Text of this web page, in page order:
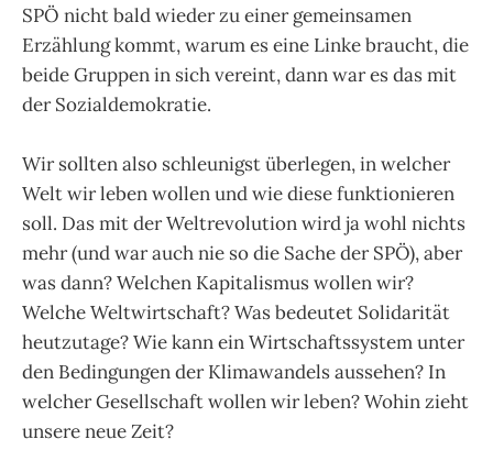
SPÖ nicht bald wieder zu einer gemeinsamen
Erzählung kommt, warum es eine Linke braucht, die
beide Gruppen in sich vereint, dann war es das mit
der Sozialdemokratie.
Wir sollten also schleunigst überlegen, in welcher
Welt wir leben wollen und wie diese funktionieren
soll. Das mit der Weltrevolution wird ja wohl nichts
mehr (und war auch nie so die Sache der SPÖ), aber
was dann? Welchen Kapitalismus wollen wir?
Welche Weltwirtschaft? Was bedeutet Solidarität
heutzutage? Wie kann ein Wirtschaftssystem unter
den Bedingungen der Klimawandels aussehen? In
welcher Gesellschaft wollen wir leben? Wohin zieht
unsere neue Zeit?